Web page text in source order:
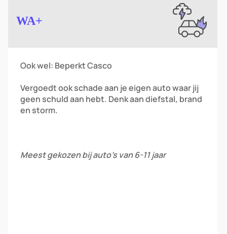
WA+
Image
Ook wel: Beperkt Casco
Vergoedt ook schade aan je eigen auto waar jij
geen schuld aan hebt. Denk aan diefstal, brand
en storm.
Meest gekozen bij auto’s van 6-11 jaar